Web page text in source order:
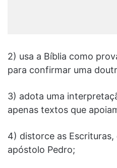
2) usa a Bíblia como
para confirmar uma
3) adota uma
apenas textos que
4) distorce as
apóstolo Pedro;